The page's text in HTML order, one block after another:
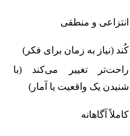
انتزاعی و منطقی
کُند (نیاز به زمان برای فکر)
راحت‌تر تغییر می‌کند (با
شنیدن یک واقعیت یا آمار)
کاملاً آگاهانه